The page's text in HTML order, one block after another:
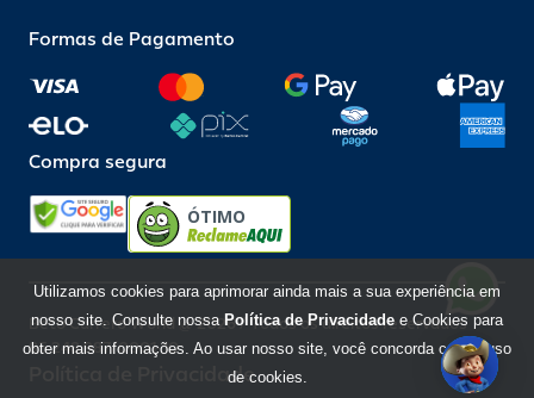
Formas de Pagamento
Compra segura
ÓTIMO
Beto Carrero World @ 2026 / Todos os direitos reservados
85.248.987/0001-10
Política de Privacidade
Utilizamos cookies para aprimorar ainda mais a sua experiência em
nosso site. Consulte nossa Política de Privacidade e Cookies para
obter mais informações. Ao usar nosso site, você concorda com o uso
de cookies.